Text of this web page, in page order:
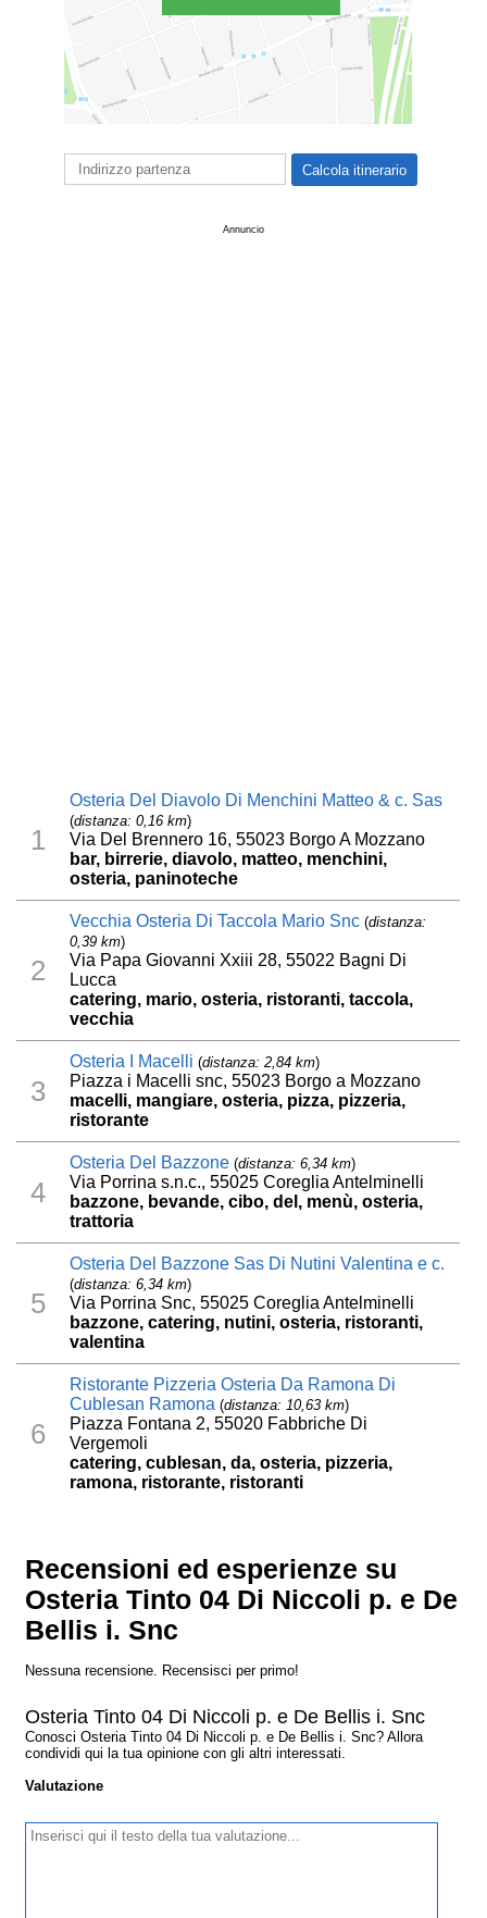
Annuncio
1
Osteria Del Diavolo Di Menchini Matteo & c. Sas
(distanza: 0,16 km)
Via Del Brennero 16, 55023 Borgo A Mozzano
bar, birrerie, diavolo, matteo, menchini,
osteria, paninoteche
2
Vecchia Osteria Di Taccola Mario Snc (distanza:
0,39 km)
Via Papa Giovanni Xxiii 28, 55022 Bagni Di
Lucca
catering, mario, osteria, ristoranti, taccola,
vecchia
3
Osteria I Macelli (distanza: 2,84 km)
Piazza i Macelli snc, 55023 Borgo a Mozzano
macelli, mangiare, osteria, pizza, pizzeria,
ristorante
4
Osteria Del Bazzone (distanza: 6,34 km)
Via Porrina s.n.c., 55025 Coreglia Antelminelli
bazzone, bevande, cibo, del, menù, osteria,
trattoria
5
Osteria Del Bazzone Sas Di Nutini Valentina e c.
(distanza: 6,34 km)
Via Porrina Snc, 55025 Coreglia Antelminelli
bazzone, catering, nutini, osteria, ristoranti,
valentina
6
Ristorante Pizzeria Osteria Da Ramona Di
Cublesan Ramona (distanza: 10,63 km)
Piazza Fontana 2, 55020 Fabbriche Di
Vergemoli
catering, cublesan, da, osteria, pizzeria,
ramona, ristorante, ristoranti
Recensioni ed esperienze su
Osteria Tinto 04 Di Niccoli p. e De
Bellis i. Snc
Nessuna recensione. Recensisci per primo!
Osteria Tinto 04 Di Niccoli p. e De Bellis i. Snc
Conosci Osteria Tinto 04 Di Niccoli p. e De Bellis i. Snc? Allora
condividi qui la tua opinione con gli altri interessati.
Valutazione